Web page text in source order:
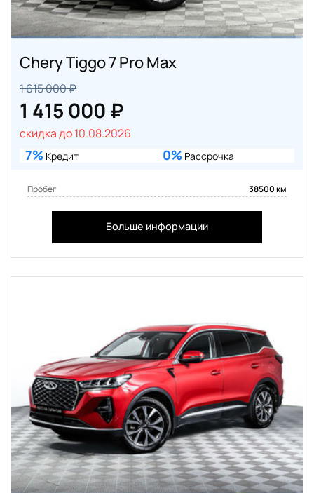
Chery Tiggo 7 Pro Max
1 615 000 ₽
1 415 000 ₽
скидка до 10.08.2026
7% Кредит 0% Рассрочка
Пробег 38500 км
Больше информации